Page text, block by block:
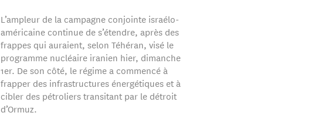
L’ampleur de la campagne conjointe israélo-
américaine continue de s’étendre, après des
frappes qui auraient, selon Téhéran, visé le
programme nucléaire iranien hier, dimanche
1er. De son côté, le régime a commencé à
frapper des infrastructures énergétiques et à
cibler des pétroliers transitant par le détroit
d’Ormuz.